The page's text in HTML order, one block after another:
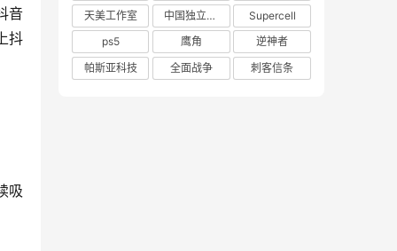
音
抖
吸
天美工作室
中国独立游戏联盟
Supercell
ps5
鹰角
逆神者
帕斯亚科技
全面战争 刺客信条